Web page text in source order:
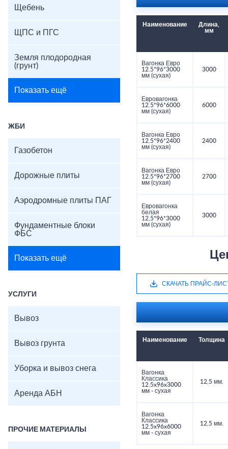
Щебень
ЩПС и ПГС
Земля плодородная
(грунт)
Показать ещё
ЖБИ
Газобетон
Дорожные плиты
Аэродромные плиты ПАГ
Фундаментные блоки
ФБС
Показать ещё
УСЛУГИ
Вывоз
Вывоз грунта
Уборка и вывоз снега
Аренда АБН
ПРОЧИЕ МАТЕРИАЛЫ
Наименование
Длина,
мм
Вагонка Евро
12.5*96*3000
мм (сухая)
3000
Евровагонка
12.5*96*6000
мм (сухая)
6000
Вагонка Евро
12.5*96*2400
мм (сухая)
2400
Вагонка Евро
12.5*96*2700
мм (сухая)
2700
Евровагонка
белая
12,5*96*3000
мм (сухая)
3000
СКАЧАТЬ ПРАЙС-
Наименование Толщина
Вагонка
Классика
12.5x96x3000
мм - сухая
12,5 мм.
Вагонка
Классика
12.5x96x6000
мм - сухая
12,5 мм.